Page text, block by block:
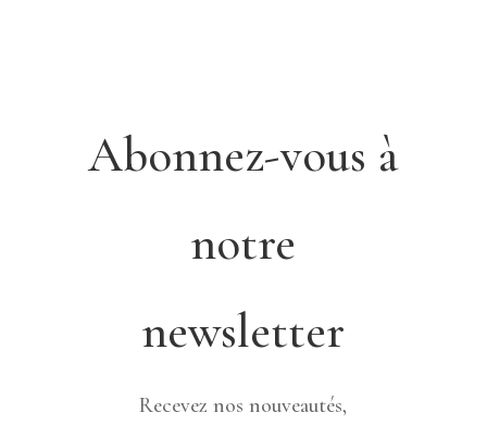
Abonnez-vous à
notre
newsletter
Recevez nos nouveautés,